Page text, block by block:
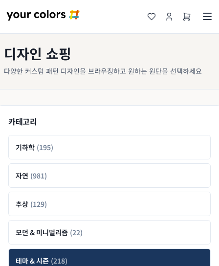
디자인 쇼핑
다양한 커스텀 패턴 디자인을 브라우징하고 원하는 원단을 선택하세요
카테고리
기하학 (195)
자연 (981)
추상 (129)
모던 & 미니멀리즘 (22)
테마 & 시즌 (218)